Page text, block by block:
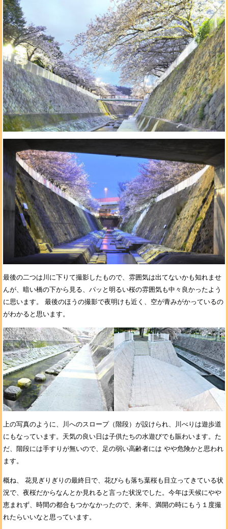
最後の二つは川に下りて撮影したもので、雰囲気は出てないかも知れませ
んが、暗い橋の下から見る、パッと明るい桜の雰囲気も中々良かったよう
に思います。 最後のほうの撮影で夜明けも近く、空が青みがかっているの
がわかると思います。
上の写真のように、川へのスロープ（階段）が設けられ、川べりは遊歩道
にもなっています。天気の良い日は子供たちの水遊びでも賑わいます。た
だ、階段には手すりが無いので、足の弱い高齢者には やや危険かと思われ
ます。
概ね、 花見ぎりぎりの最終日で、花びらも落ち葉桜も目立ってきている状
況で、夜桜だからなんとか見れると言った状況でした。今年は天候にやや
恵まれず、時間の都合もつかなかったので、来年、満開の時にもう１度撮
れたらいいなと思っています。